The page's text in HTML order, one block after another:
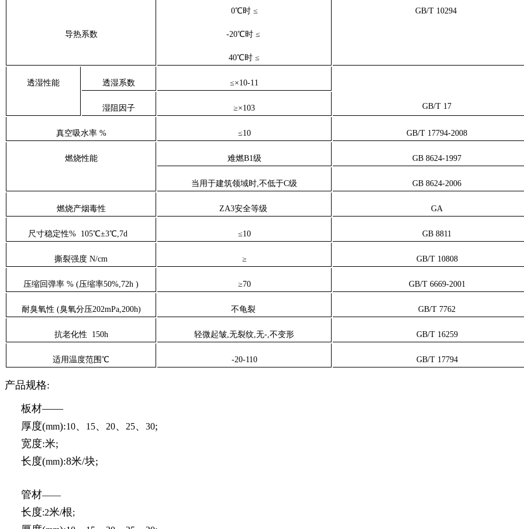
导热系数
0℃时 ≤
-20℃时 ≤
40℃时 ≤
GB/T 10294
透湿性能 透湿系数 ≤×10-11
GB/T 17
湿阻因子 ≥×103
真空吸水率 % ≤10 GB/T 17794-2008
燃烧性能 难燃B1级 GB 8624-1997
当用于建筑领域时 不低于C级 GB 8624-2006
燃烧产烟毒性 ZA3安全等级 GA
尺寸稳定性%105℃±3℃, 7d ≤10 GB 8811
撕裂强度 N/cm ≥ GB/T 10808
压缩回弹率 % (压缩率50%, 72h ) ≥70 GB/T 6669-2001
耐臭氧性 (臭氧分压202mPa,200h) 不龟裂 GB/T 7762
抗老化性 150h 轻微起皱,无裂纹,无-,不变形 GB/T 16259
适用温度范围℃ -20-110 GB/T 17794
产品规格:
板材——
厚度(mm):10、 15、 20、 25、 30;
宽度:米;
长度(mm):8米/块;
管材——
长度:2米/根;